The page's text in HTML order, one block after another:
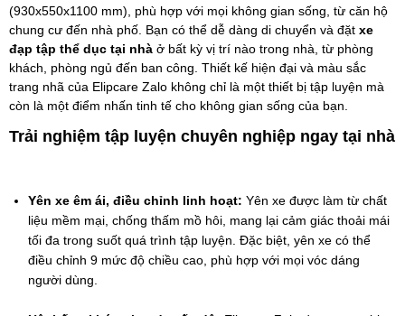
(930x550x1100 mm), phù hợp với mọi không gian sống, từ căn hộ
chung cư đến nhà phố. Bạn có thể dễ dàng di chuyển và đặt xe
đạp tập thể dục tại nhà ở bất kỳ vị trí nào trong nhà, từ phòng
khách, phòng ngủ đến ban công. Thiết kế hiện đại và màu sắc
trang nhã của Elipcare Zalo không chỉ là một thiết bị tập luyện mà
còn là một điểm nhấn tinh tế cho không gian sống của bạn.
Trải nghiệm tập luyện chuyên nghiệp ngay tại nhà
Yên xe êm ái, điều chỉnh linh hoạt: Yên xe được làm từ chất
liệu mềm mại, chống thấm mồ hôi, mang lại cảm giác thoải mái
tối đa trong suốt quá trình tập luyện. Đặc biệt, yên xe có thể
điều chỉnh 9 mức độ chiều cao, phù hợp với mọi vóc dáng
người dùng.